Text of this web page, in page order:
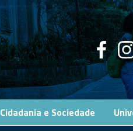
Cidadania e Sociedade